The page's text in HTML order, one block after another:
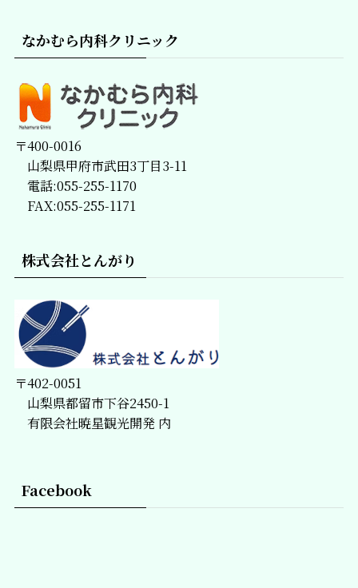
なかむら内科クリニック
〒400-0016
山梨県甲府市武田3丁目3-11
電話:055-255-1170
FAX:055-255-1171
株式会社とんがり
〒402-0051
山梨県都留市下谷2450-1
有限会社暁星観光開発 内
Facebook